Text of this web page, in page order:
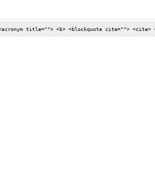
title=""> <b> <blockquote cite=""> <cite>